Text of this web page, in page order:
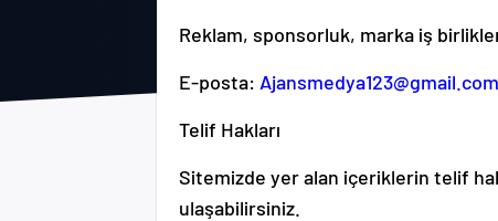
Reklam, sponsorluk, marka iş
E-posta: Ajansmedya123@gmail.com
Telif Hakları
Sitemizde yer alan içeriklerin telif
ulaşabilirsiniz.